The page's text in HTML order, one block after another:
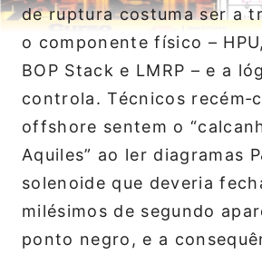
de ruptura costuma ser a
o componente físico –
BOP Stack e LMRP – e a
controla. Técnicos
offshore sentem o
Aquiles” ao ler diagramas
solenoide que deveria
milésimos de segundo
ponto negro, e a